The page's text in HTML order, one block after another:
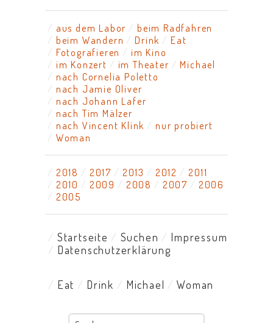
aus dem Labor
beim Radfahren
beim Wandern
Drink
Eat
Fotografieren
im Kino
im Konzert
im Theater
Michael
nach Cornelia Poletto
nach Jamie Oliver
nach Johann Lafer
nach Tim Mälzer
nach Vincent Klink
nur probiert
Woman
2018 2017 2013 2012
2011
2010
2009 2008 2007
2006
2005
Startseite Suchen
Impressum
Datenschutzerklärung
Eat Drink Michael Woman